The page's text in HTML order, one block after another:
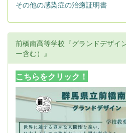
その他の感染症の治癒証明書
前橋南高等学校『グランドデザイ
ー含む）』
こちらをクリック！